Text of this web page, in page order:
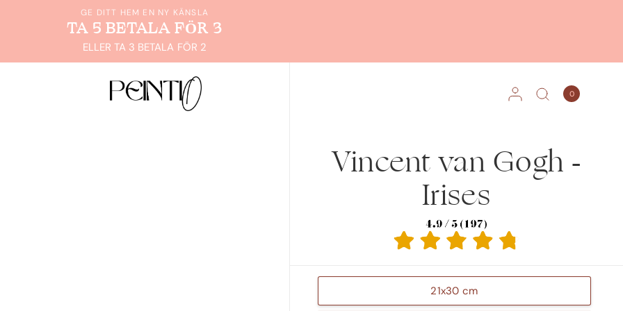
GE DITT HEM EN NY KÄNSLA
TA 5 BETALA FÖR 3
ELLER TA 3 BETALA FÖR 2
0
Vincent van Gogh -
Irises
21x30 cm